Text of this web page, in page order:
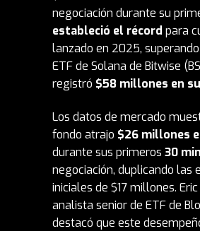
negociación durante su
estableció el récord para
lanzado en 2025,
ETF de Solana de Bitwise
registró $58 millones en
Los datos de mercado
fondo atrajo $26 millones
durante sus primeros 30
negociación, duplicando las
iniciales de $17 millones.
analista senior de ETF de
destacó que este